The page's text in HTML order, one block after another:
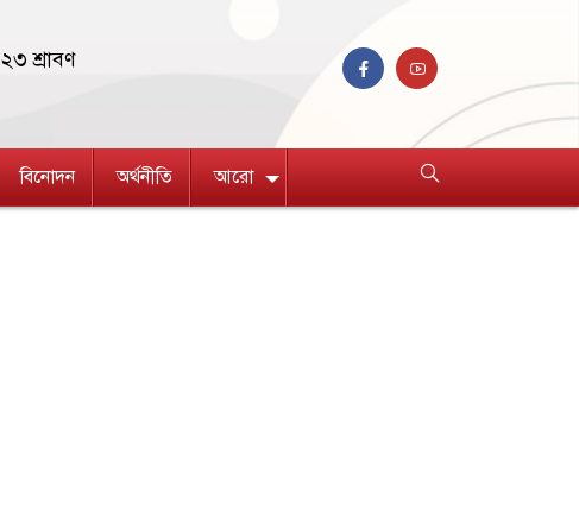
২৩ শ্রাবণ
বিনোদন অর্থনীতি আরো